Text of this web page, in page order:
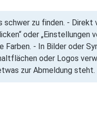
schwer zu finden. -
oder „Einstellungen
- In Bilder oder
oder Logos
zur Abmeldung steht.